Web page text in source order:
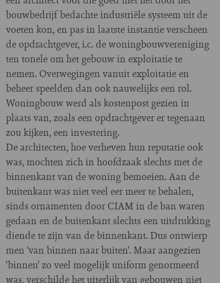
bouwbedrijf bedachte industriële systeem uit de
voeten kon, en pas in laatste instantie verscheen
de opdrachtgever, i.c. de woningbouwvereniging
ten tonele om het gebouw in exploitatie te
nemen. Overwegingen vanuit exploitatie en
beheer speelden dan ook nauwelijks een rol.
Woningbouw werd als kostenpost gezien in
plaats van, zoals een opdrachtgever er tegenaan
zou kijken, een investering.
De architecten, hoe verheven hun reputatie ook
was, mochten zich in hoofdzaak slechts met de
binnenkant van de woning bemoeien. Aan de
buitenkant was niet veel eer meer te behalen,
sinds ornamenten door CIAM in de ban waren
gedaan en de buitenkant slechts een uitdrukking
diende te zijn van de binnenkant. Dus ontwierp
men ‘van binnen naar buiten’. Maar aangezien
‘binnen’ zo veel mogelijk uniform genormeerd
was, verschilde het uiterlijk van gebouwen niet